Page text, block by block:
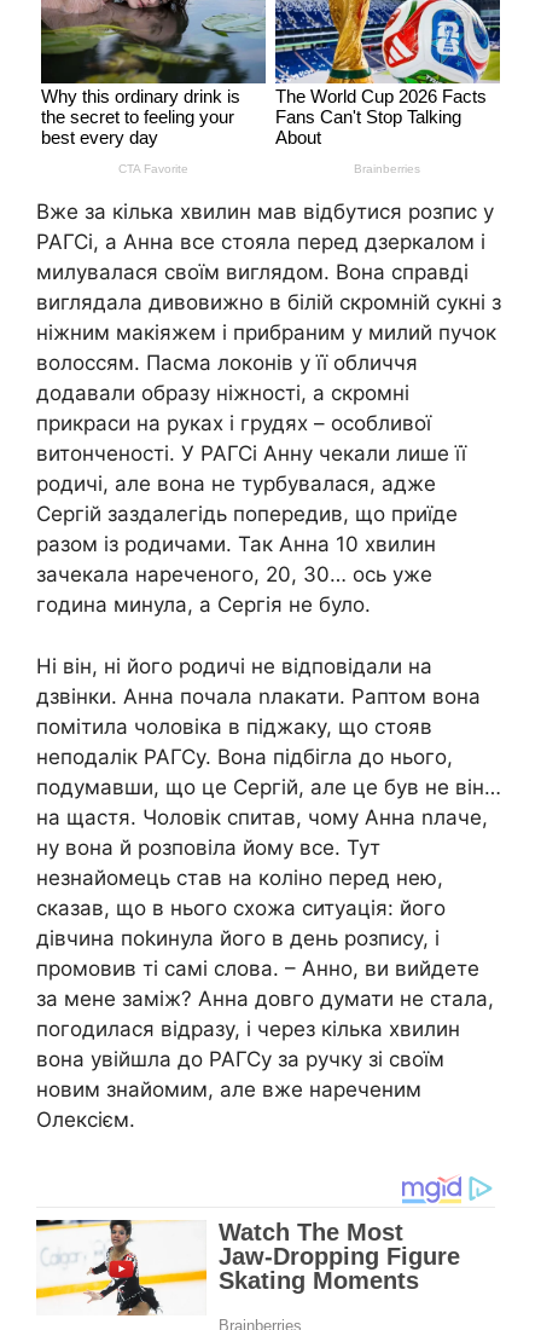
Вже за кілька хвилин мав відбутися розпис у
РАГСі, а Анна все стояла перед дзеркалом і
милувалася своїм виглядом. Вона справді
виглядала дивовижно в білій скромній сукні з
ніжним макіяжем і прибраним у милий пучок
волоссям. Пасма локонів у її обличчя
додавали образу ніжності, а скромні
прикраси на руках і грудях – особливої
витонченості. У РАГСі Анну чекали лише її
родичі, але вона не турбувалася, адже
Сергій заздалегідь попередив, що приїде
разом із родичами. Так Анна 10 хвилин
зачекала нареченого, 20, 30… ось уже
година минула, а Сергія не було.
Ні він, ні його родичі не відповідали на
дзвінки. Анна почала nлакати. Раптом вона
помітила чоловіка в піджаку, що стояв
неподалік РАГСу. Вона підбігла до нього,
подумавши, що це Сергій, але це був не він…
на щастя. Чоловік спитав, чому Анна nлаче,
ну вона й розповіла йому все. Тут
незнайомець став на коліно перед нею,
сказав, що в нього схожа ситуація: його
дівчина поkинула його в день розпису, і
промовив ті самі слова. – Анно, ви вийдете
за мене заміж? Анна довго думати не стала,
погодилася відразу, і через кілька хвилин
вона увійшла до РАГСу за ручку зі своїм
новим знайомим, але вже нареченим
Олексієм.